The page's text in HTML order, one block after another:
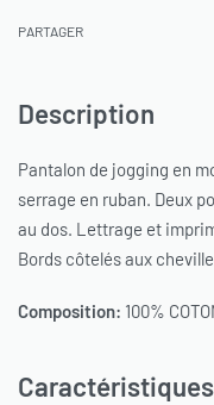
PARTAGER
Description
Pantalon de jogging en
serrage en ruban. Deux
au dos. Lettrage et
Bords côtelés aux
Composition: 100%
Caractéristiques